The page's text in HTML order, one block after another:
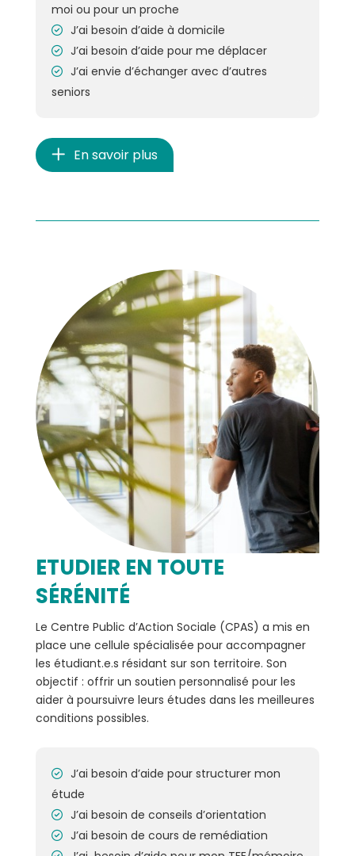
moi ou pour un proche
J’ai besoin d’aide à domicile
J’ai besoin d’aide pour me déplacer
J’ai envie d’échanger avec d’autres
seniors
En savoir plus
ETUDIER EN TOUTE
SÉRÉNITÉ
Le Centre Public d’Action Sociale (CPAS) a mis en
place une cellule spécialisée pour accompagner
les étudiant.e.s résidant sur son territoire. Son
objectif : offrir un soutien personnalisé pour les
aider à poursuivre leurs études dans les meilleures
conditions possibles.
J’ai besoin d’aide pour structurer mon
étude
J’ai besoin de conseils d’orientation
J’ai besoin de cours de remédiation